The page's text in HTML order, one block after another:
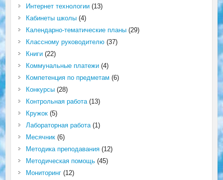
Интернет технологии(13)
Кабинеты школы(4)
Календарно-тематические планы(29)
Классному руководителю(37)
Книги(22)
Коммунальные платежи(4)
Компетенция по предметам (6)
Конкурсы(28)
Контрольная работа(13)
Кружок(5)
Лабораторная работа(1)
Месячник(6)
Методика преподавания(12)
Методическая помощь(45)
Мониторинг(12)